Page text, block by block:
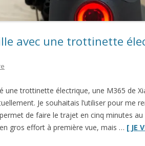
avec une trottinette
une trottinette électrique, une M365 de
Je souhaitais l’utiliser pour me
de faire le trajet en cinq minutes
gros effort à première vue, mais … [ JE